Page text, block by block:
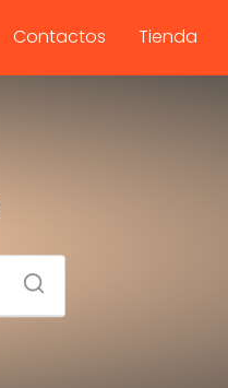
Contactos Tienda